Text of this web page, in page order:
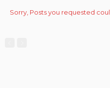
Sorry, Posts you requested